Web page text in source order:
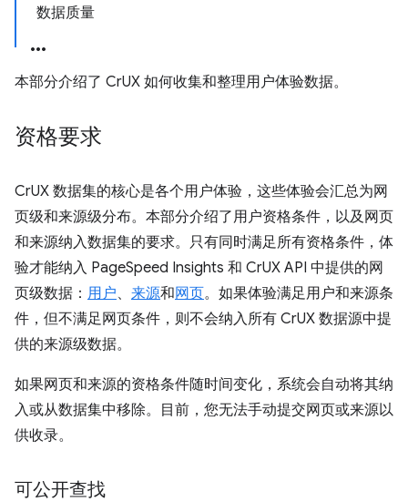
数据质量
本部分介绍了 CrUX 如何收集和整理用户体验数据。
资格要求
CrUX 数据集的核心是各个用户体验，这些体验会汇总为网
页级和来源级分布。本部分介绍了用户资格条件，以及网页
和来源纳入数据集的要求。只有同时满足所有资格条件，体
验才能纳入 PageSpeed Insights 和 CrUX API 中提供的网
页级数据： 用户、 来源和网页。如果体验满足用户和来源条
件，但不满足网页条件，则不会纳入所有 CrUX 数据源中提
供的来源级数据。
如果网页和来源的资格条件随时间变化，系统会自动将其纳
入或从数据集中移除。目前，您无法手动提交网页或来源以
供收录。
可公开查找